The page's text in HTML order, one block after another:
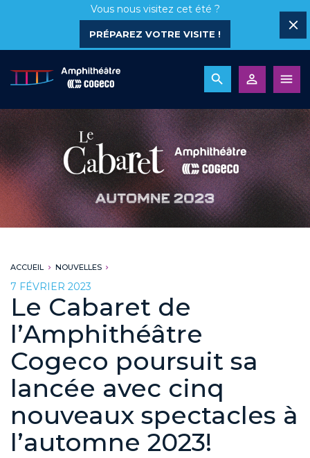
Vous nous visitez cet été ?
PRÉPAREZ VOTRE VISITE !
ACCUEIL NOUVELLES
7 FÉVRIER 2023
Le Cabaret de
l’Amphithéâtre
Cogeco poursuit sa
lancée avec cinq
nouveaux spectacles à
l’automne 2023!